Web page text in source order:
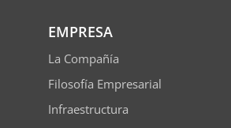
EMPRESA
La Compañía
Filosofía Empresarial
Infraestructura